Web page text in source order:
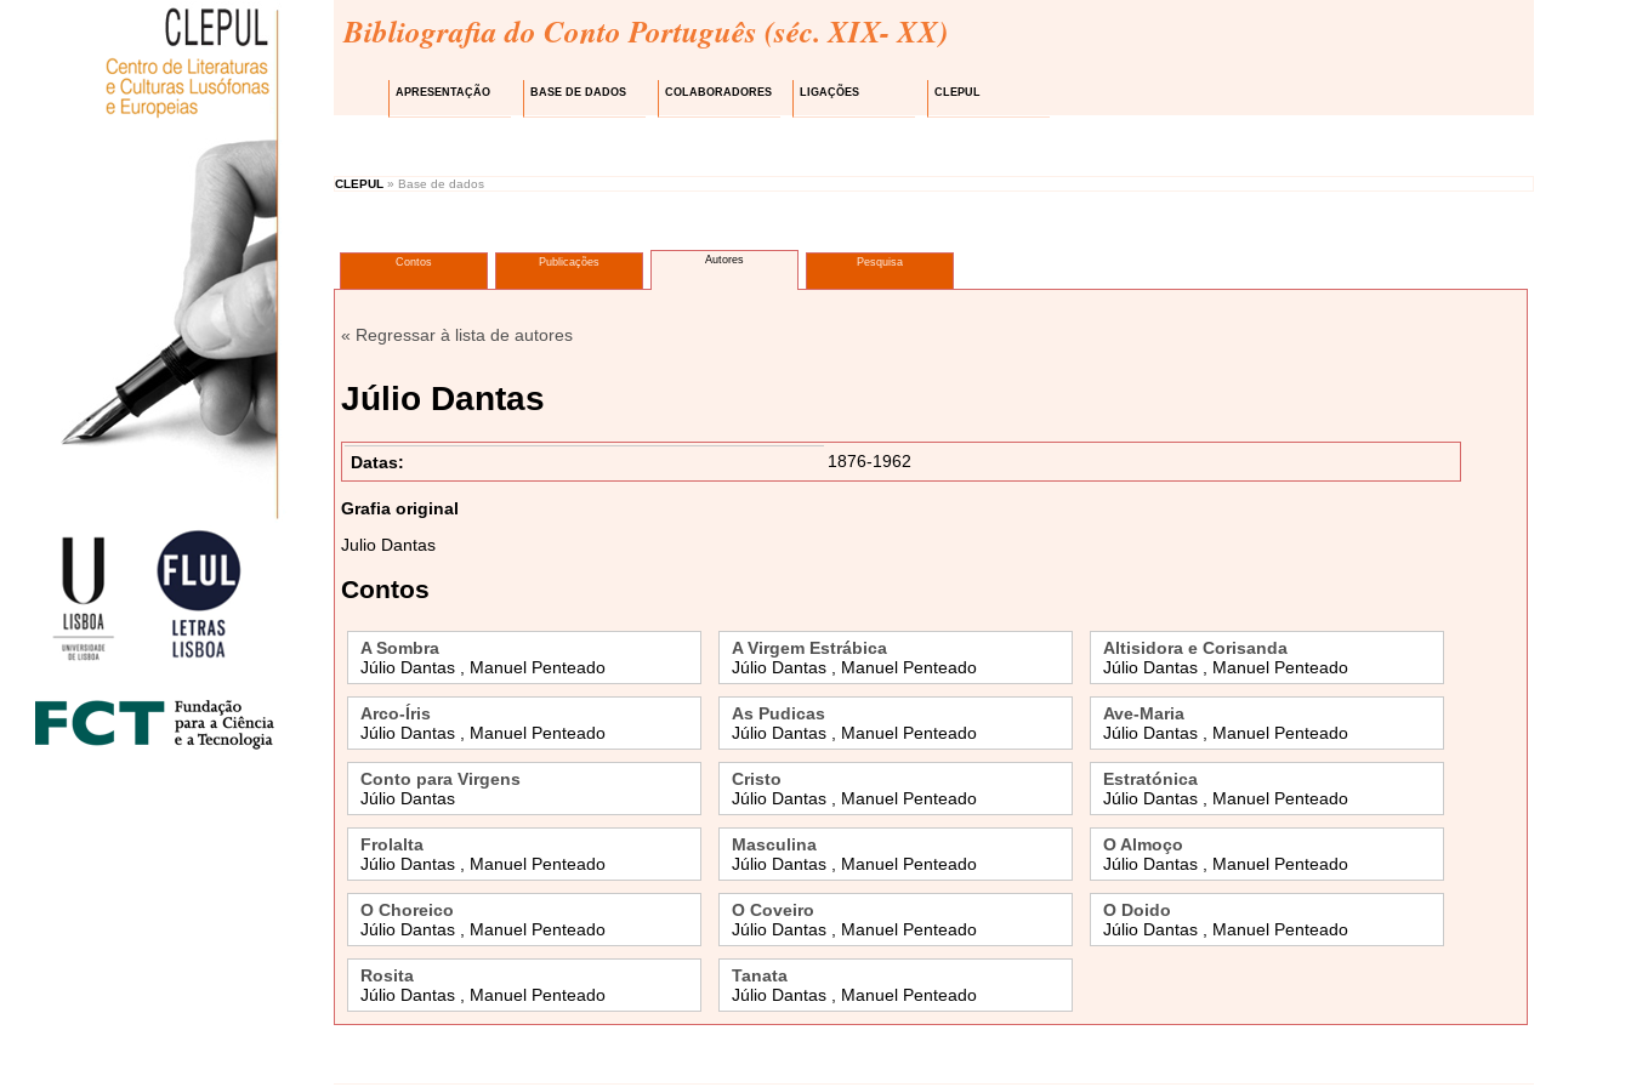
Bibliografia do Conto Português (séc. XIX- XX)
APRESENTAÇÃO BASE DE DADOS COLABORADORES LIGAÇÕES CLEPUL
CLEPUL » Base de dados
Contos Publicações Autores Pesquisa
« Regressar à lista de autores
Júlio Dantas
Datas: 1876-1962
Grafia original
Julio Dantas
Contos
A Sombra
Júlio Dantas , Manuel Penteado
A Virgem Estrábica
Júlio Dantas , Manuel Penteado
Altisidora e Corisanda
Júlio Dantas , Manuel Penteado
Arco-Íris
Júlio Dantas , Manuel Penteado
As Pudicas
Júlio Dantas , Manuel Penteado
Ave-Maria
Júlio Dantas , Manuel Penteado
Conto para Virgens
Júlio Dantas
Cristo
Júlio Dantas , Manuel Penteado
Estratónica
Júlio Dantas , Manuel Penteado
Frolalta
Júlio Dantas , Manuel Penteado
Masculina
Júlio Dantas , Manuel Penteado
O Almoço
Júlio Dantas , Manuel Penteado
O Choreico
Júlio Dantas , Manuel Penteado
O Coveiro
Júlio Dantas , Manuel Penteado
O Doido
Júlio Dantas , Manuel Penteado
Rosita
Júlio Dantas , Manuel Penteado
Tanata
Júlio Dantas , Manuel Penteado